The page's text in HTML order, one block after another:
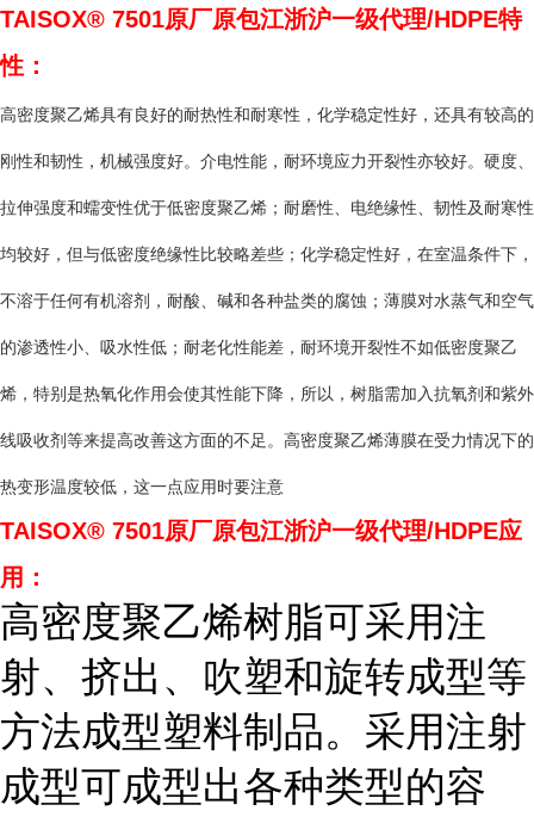
TAISOX® 7501原厂原包江浙沪一级代理/HDPE特
性：
高密度聚乙烯具有良好的耐热性和耐寒性，化学稳定性好，还具有较高的
刚性和韧性，机械强度好。介电性能，耐环境应力开裂性亦较好。硬度、
拉伸强度和蠕变性优于低密度聚乙烯；耐磨性、电绝缘性、韧性及耐寒性
均较好，但与低密度绝缘性比较略差些；化学稳定性好，在室温条件下，
不溶于任何有机溶剂，耐酸、碱和各种盐类的腐蚀；薄膜对水蒸气和空气
的渗透性小、吸水性低；耐老化性能差，耐环境开裂性不如低密度聚乙
烯，特别是热氧化作用会使其性能下降，所以，树脂需加入抗氧剂和紫外
线吸收剂等来提高改善这方面的不足。高密度聚乙烯薄膜在受力情况下的
热变形温度较低，这一点应用时要注意
TAISOX® 7501原厂原包江浙沪一级代理/HDPE应
用：
高密度聚乙烯树脂可采用注
射、挤出、吹塑和旋转成型等
方法成型塑料制品。采用注射
成型可成型出各种类型的容